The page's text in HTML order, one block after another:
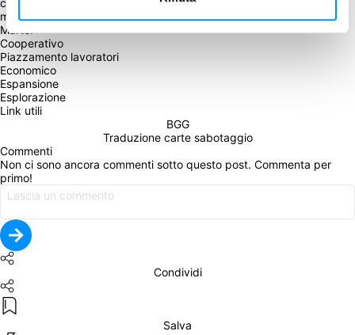
cooperativo e, se lo desiderate, anche da soli. Sono inclusi quattro
modi nuovi e completamente rigiocabili per stabilire colonie su
Marte!
Cooperativo
Piazzamento lavoratori
Economico
Espansione
Esplorazione
Link utili
BGG
Traduzione carte sabotaggio
Commenti
Non ci sono ancora commenti sotto questo post. Commenta per
primo!
Condividi
Salva